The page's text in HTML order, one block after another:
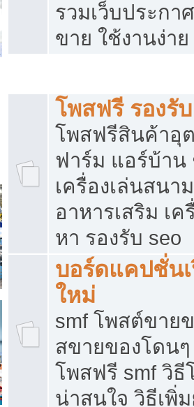
รวมเว็บประกา
ขาย ใช้งานง่าย
โพสฟรี รองรั
โพสฟรีสินค้าอุ
ฟาร์ม แอร์บ้าน
เครื่องเล่นสนา
อาหารเสริม เ
หา รองรับ seo
บอร์ดแคปชั่น
ใหม่
smf โพสต์ขาย
สขายของโดน
โพสฟรี smf วิธี
น่าสนใจ วิธีเพิ่